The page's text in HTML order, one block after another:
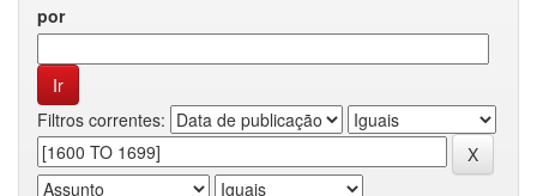
por
Filtros correntes: